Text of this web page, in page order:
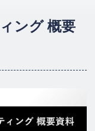
ング 概要